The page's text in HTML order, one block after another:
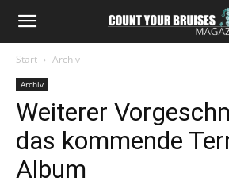
Start Archiv
Archiv
Weiterer
das kommende
Album